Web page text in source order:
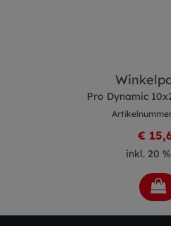
Pro Dynamic
€
inkl. 20